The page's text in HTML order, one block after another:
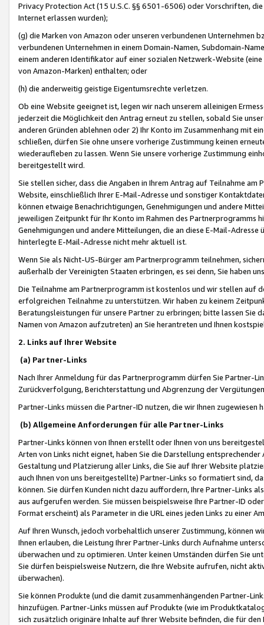
Privacy Protection Act (15 U.S.C. §§ 6501-6506) oder Vorschriften,
Internet erlassen wurden);
(g) die Marken von Amazon oder unseren verbundenen Unternehmen
verbundenen Unternehmen in einem Domain-Namen, Subdomain-
einem anderen Identifikator auf einer sozialen Netzwerk-Website
von Amazon-Marken) enthalten; oder
(h) die anderweitig geistige Eigentumsrechte verletzen.
Ob eine Website geeignet ist, legen wir nach unserem alleinigen
jederzeit die Möglichkeit den Antrag erneut zu stellen, sobald Sie
anderen Gründen ablehnen oder 2) Ihr Konto im Zusammenhang mit
schließen, dürfen Sie ohne unsere vorherige Zustimmung keinen
wiederaufleben zu lassen. Wenn Sie unsere vorherige Zustimmung
bereitgestellt wird.
Sie stellen sicher, dass die Angaben in Ihrem Antrag auf Teilnahme
Website, einschließlich Ihrer E-Mail-Adresse und sonstiger
können etwaige Benachrichtigungen, Genehmigungen und andere
jeweiligen Zeitpunkt für Ihr Konto im Rahmen des Partnerprogramms
Genehmigungen und andere Mitteilungen, die an diese E-Mail-
hinterlegte E-Mail-Adresse nicht mehr aktuell ist.
Wenn Sie als Nicht-US-Bürger am Partnerprogramm teilnehmen,
außerhalb der Vereinigten Staaten erbringen, es sei denn, Sie haben
Die Teilnahme am Partnerprogramm ist kostenlos und wir stellen auf
erfolgreichen Teilnahme zu unterstützen. Wir haben zu keinem
Beratungsleistungen für unsere Partner zu erbringen; bitte lassen Sie
Namen von Amazon aufzutreten) an Sie herantreten und Ihnen
2. Links auf Ihrer Website
(a) Partner-Links
Nach Ihrer Anmeldung für das Partnerprogramm dürfen Sie Partner-
Zurückverfolgung, Berichterstattung und Abgrenzung der
Partner-Links müssen die Partner-ID nutzen, die wir Ihnen zugewiesen
(b) Allgemeine Anforderungen für alle Partner-Links
Partner-Links können von Ihnen erstellt oder Ihnen von uns
Arten von Links nicht eignet, haben Sie die Darstellung
Gestaltung und Platzierung aller Links, die Sie auf Ihrer Website
auch Ihnen von uns bereitgestellte) Partner-Links so formatiert sind,
können. Sie dürfen Kunden nicht dazu auffordern, Ihre Partner-Links
aus aufgerufen werden. Sie müssen beispielsweise Ihre Partner-ID
Format erscheint) als Parameter in die URL eines jeden Links zu einer
Auf Ihren Wunsch, jedoch vorbehaltlich unserer Zustimmung, können
Ihnen erlauben, die Leistung Ihrer Partner-Links durch Aufnahme
überwachen und zu optimieren. Unter keinen Umständen dürfen Sie
Sie dürfen beispielsweise Nutzern, die Ihre Website aufrufen, nicht
überwachen).
Sie können Produkte (und die damit zusammenhängenden Partner-
hinzufügen. Partner-Links müssen auf Produkte (wie im
sich zusätzlich originäre Inhalte auf Ihrer Website befinden, die für